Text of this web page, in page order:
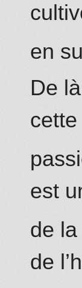
en
De
est
de
de